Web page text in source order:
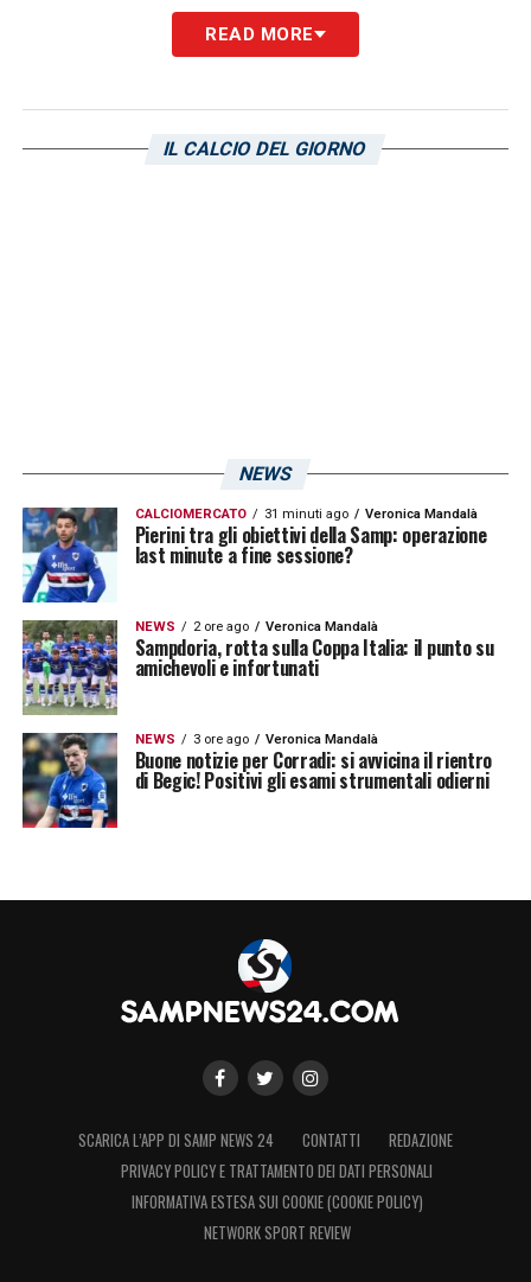
giocatore. Per questo, il dsPietro Accardi
sta valutando altri profili, tra i quali uno dalla
Si tratta diCristian Buonaiuto, classe ’92
READ MORE
IL CALCIO DEL GIORNO
NEWS
CALCIOMERCATO 31 minuti ago Veronica Mandalà
Pierini tra gli obiettivi della Samp: operazione
last minute a fine sessione?
NEWS 2 ore ago Veronica Mandalà
Sampdoria, rotta sulla Coppa Italia: il punto su
amichevoli e infortunati
NEWS 3 ore ago Veronica Mandalà
Buone notizie per Corradi: si avvicina il rientro
di Begic! Positivi gli esami strumentali odierni
SCARICA L’APP DI SAMP NEWS 24 CONTATTI
REDAZIONE
PRIVACY POLICY E TRATTAMENTO DEI DATI PERSONALI
INFORMATIVA ESTESA SUI COOKIE (COOKIE POLICY)
NETWORK SPORT REVIEW